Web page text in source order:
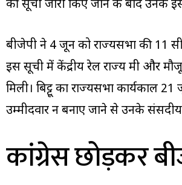
की सूची जारी किए जाने के बाद उनके
बीजेपी ने 4 जून को राज्यसभा की 11
इस सूची में केंद्रीय रेल राज्य मंत्री और
मिली। बिट्टू का राज्यसभा कार्यकाल 21
उम्मीदवार न बनाए जाने से उनके
कांग्रेस छोड़कर